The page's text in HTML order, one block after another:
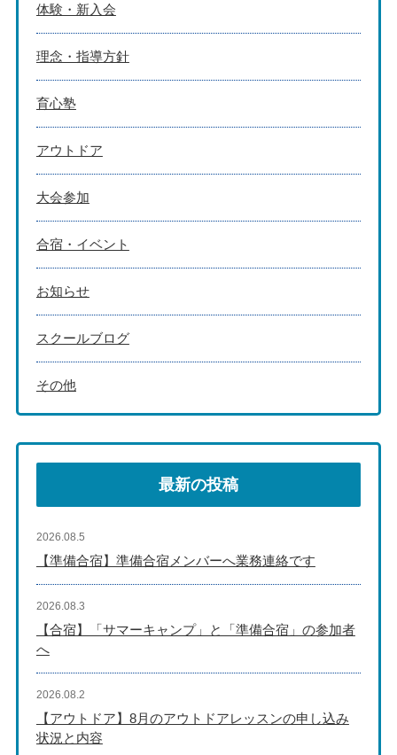
体験・新入会
理念・指導方針
育心塾
アウトドア
大会参加
合宿・イベント
お知らせ
スクールブログ
その他
最新の投稿
【準備合宿】準備合宿メンバーへ業務連絡です
2026.08.5
【合宿】「サマーキャンプ」と「準備合宿」の参加者
へ
2026.08.3
【アウトドア】8月のアウトドアレッスンの申し込み
状況と内容
2026.08.2